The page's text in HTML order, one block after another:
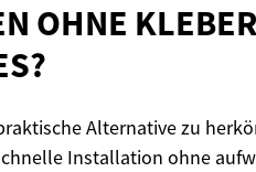
OHNE
Alternative zu
Installation ohne